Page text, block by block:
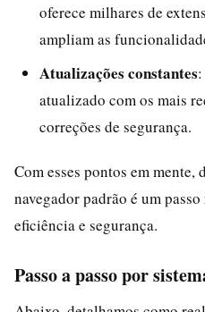
oferece milhares de
ampliam as
Atualizações constantes
atualizado com os mais
correções de segurança.
Com esses pontos em
navegador padrão é um
eficiência e segurança.
Passo a passo por